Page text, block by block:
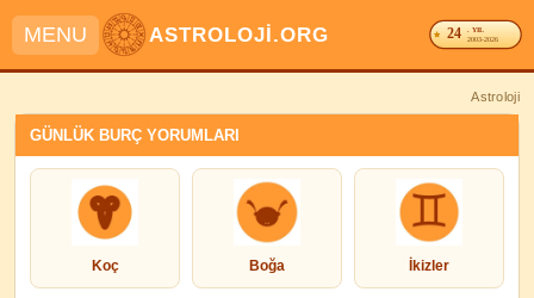
MENU ASTROLOJİ.ORG 24 . YIL
2003-2026
Astroloji
GÜNLÜK BURÇ YORUMLARI
Koç Boğa İkizler